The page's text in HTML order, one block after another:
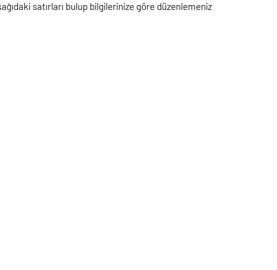
satırları bulup bilgilerinize göre düzenlemeniz